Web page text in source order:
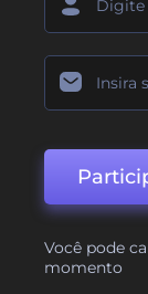
Você pode
momento